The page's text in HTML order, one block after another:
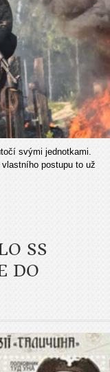
svými jednotkami.
postupu to už
SS
DO